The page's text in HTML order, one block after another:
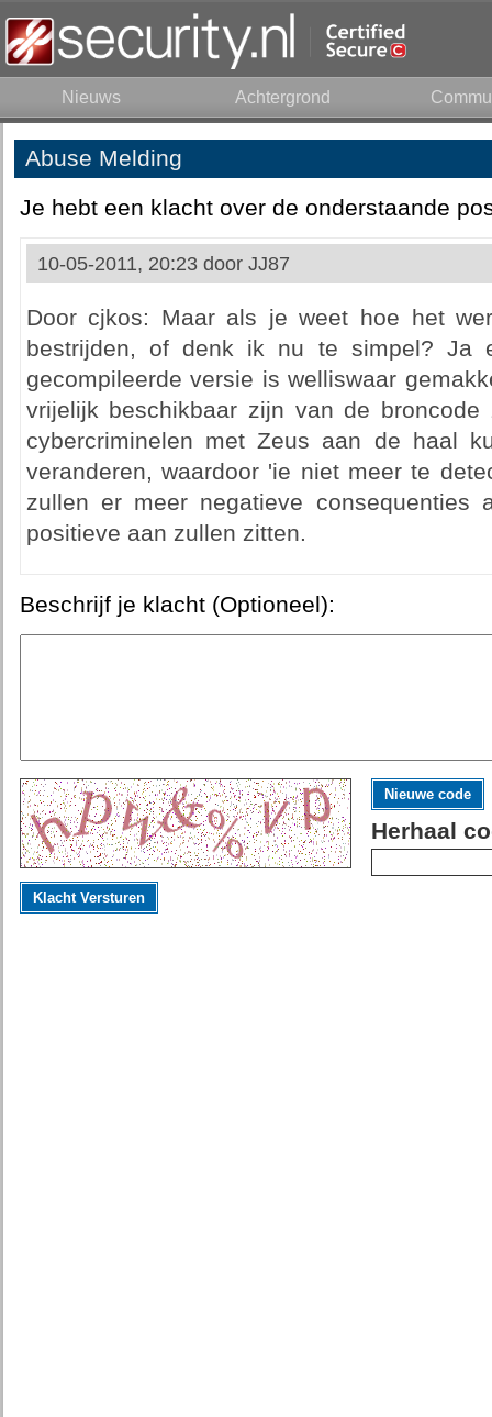
Nieuws Achtergrond
Abuse Melding
Je hebt een klacht over de onderstaande
10-05-2011, 20:23 door JJ87
Door cjkos: Maar als je weet hoe het
bestrijden, of denk ik nu te simpel? Ja
gecompileerde versie is welliswaar
vrijelijk beschikbaar zijn van de
cybercriminelen met Zeus aan de haal
veranderen, waardoor 'ie niet meer te
zullen er meer negatieve
positieve aan zullen zitten.
Beschrijf je klacht (Optioneel):
Nieuwe code
Herhaal
Klacht Versturen